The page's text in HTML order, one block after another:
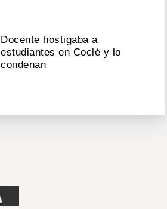
Docente hostigaba a
estudiantes en Coclé y lo
condenan